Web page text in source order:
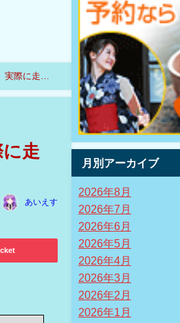
際に走っ
走
あいえす
月別アーカイブ
2026年8月
2026年7月
2026年6月
2026年5月
2026年4月
2026年3月
2026年2月
2026年1月